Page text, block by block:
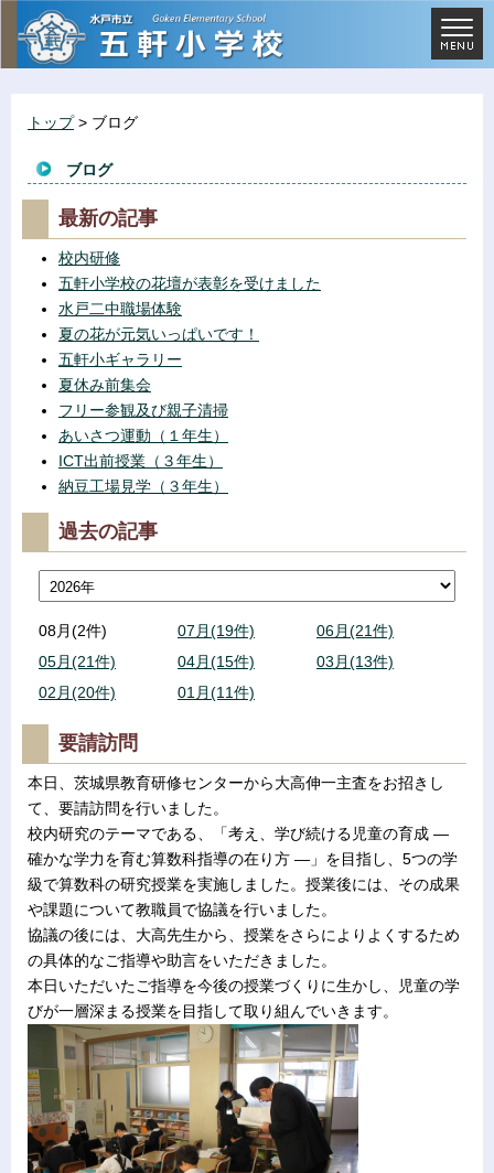
トップ> ブログ
ブログ
最新の記事
校内研修
五軒小学校の花壇が表彰を受けました
水戸二中職場体験
夏の花が元気いっぱいです！
五軒小ギャラリー
夏休み前集会
フリー参観及び親子清掃
あいさつ運動（１年生）
ICT出前授業（３年生）
納豆工場見学（３年生）
過去の記事
08月(2件) 07月(19件)
06月(21件)
05月(21件)
04月(15件)
03月(13件)
02月(20件)
01月(11件)
要請訪問
本日、茨城県教育研修センターから大高伸一主査をお招きし
て、要請訪問を行いました。
校内研究のテーマである、「考え、学び続ける児童の育成 ―
確かな学力を育む算数科指導の在り方 ―」を目指し、5つの学
級で算数科の研究授業を実施しました。授業後には、その成果
や課題について教職員で協議を行いました。
協議の後には、大高先生から、授業をさらによりよくするため
の具体的なご指導や助言をいただきました。
本日いただいたご指導を今後の授業づくりに生かし、児童の学
びが一層深まる授業を目指して取り組んでいきます。